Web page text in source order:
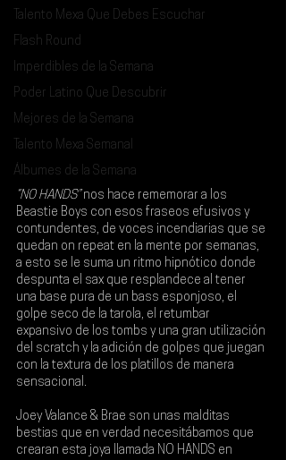
Talento Mexa Que Debes Escuchar
Flash Round
Imperdibles de la Semana
Poder Latino Que Descubrir
Mejores de la Semana
Talento Mexa Semanal
Álbumes de la Semana
“NO HANDS” nos hace rememorar a los
Beastie Boys con esos fraseos efusivos y
contundentes, de voces incendiarias que se
quedan on repeat en la mente por semanas,
a esto se le suma un ritmo hipnótico donde
despunta el sax que resplandece al tener
una base pura de un bass esponjoso, el
golpe seco de la tarola, el retumbar
expansivo de los tombs y una gran utilización
del scratch y la adición de golpes que juegan
con la textura de los platillos de manera
sensacional.
Joey Valance & Brae son unas malditas
bestias que en verdad necesitábamos que
crearan esta joya llamada NO HANDS en